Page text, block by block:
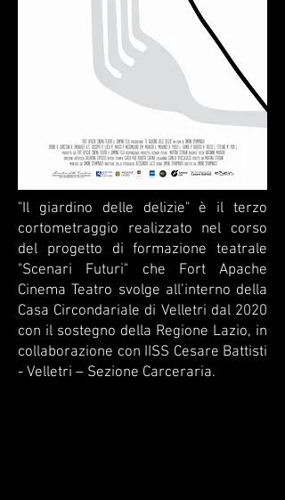
"Il giardino delle delizie" è il terzo
cortometraggio realizzato nel corso
del progetto di formazione teatrale
"Scenari Futuri" che Fort Apache
Cinema Teatro svolge all’interno della
Casa Circondariale di Velletri dal 2020
con il sostegno della Regione Lazio, in
collaborazione con IISS Cesare Battisti
- Velletri – Sezione Carceraria.